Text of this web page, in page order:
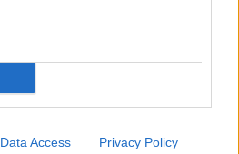
Data Access Privacy Policy